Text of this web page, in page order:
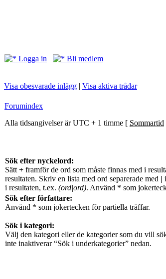
Logga in
Bli medlem
Visa obesvarade inlägg | Visa aktiva trådar
Forumindex
Alla tidsangivelser är UTC + 1 timme [ Sommartid
Sök efter nyckelord:
Sätt + framför de ord som måste finnas med i
resultaten. Skriv en lista med ord separerade med |
i resultaten, t.ex. (ord|ord). Använd * som
Sök efter författare:
Använd * som jokertecken för partiella träffar.
Sök i kategori:
Välj den kategori eller de kategorier som du vill
inte inaktiverar “Sök i underkategorier” nedan.